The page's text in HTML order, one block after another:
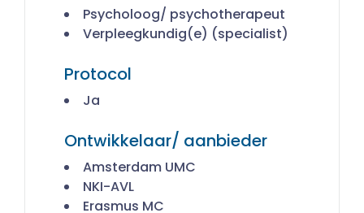
Psycholoog/ psychotherapeut
Verpleegkundig(e) (specialist)
Protocol
Ja
Ontwikkelaar/ aanbieder
Amsterdam UMC
NKI-AVL
Erasmus MC